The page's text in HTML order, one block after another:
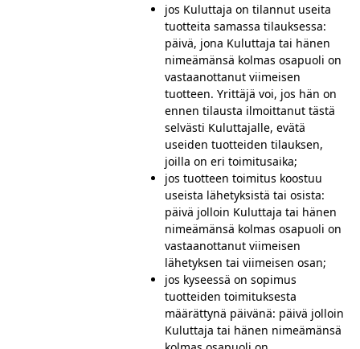
jos Kuluttaja on tilannut useita
tuotteita samassa tilauksessa:
päivä, jona Kuluttaja tai hänen
nimeämänsä kolmas osapuoli on
vastaanottanut viimeisen
tuotteen. Yrittäjä voi, jos hän on
ennen tilausta ilmoittanut tästä
selvästi Kuluttajalle, evätä
useiden tuotteiden tilauksen,
joilla on eri toimitusaika;
jos tuotteen toimitus koostuu
useista lähetyksistä tai osista:
päivä jolloin Kuluttaja tai hänen
nimeämänsä kolmas osapuoli on
vastaanottanut viimeisen
lähetyksen tai viimeisen osan;
jos kyseessä on sopimus
tuotteiden toimituksesta
määrättynä päivänä: päivä jolloin
Kuluttaja tai hänen nimeämänsä